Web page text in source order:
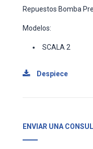
Repuestos Bomba
Modelos:
SCALA 2
Despiece
ENVIAR UNA